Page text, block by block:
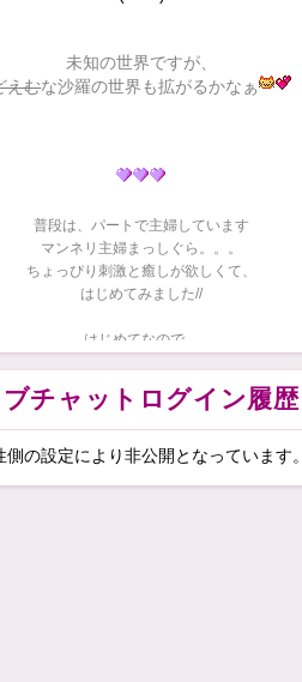
未知の世界ですが、
えむな沙羅の世界も拡がるかなぁ
普段は、パートで主婦しています
マンネリ主婦まっしぐら。。。
ちょっぴり刺激と癒しが欲しくて、
はじめてみました//
はじめてなので、
チャットログイン履歴
側の設定により非公開となっています。